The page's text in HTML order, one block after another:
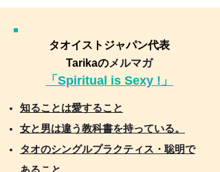
タオイストジャパン代表
Tarikaのメルマガ
「Spiritual is Sexy !」
知ることは愛すること
女と男は違う教科書を持っている。
タオのシングルプラクティス・聡明で
あること